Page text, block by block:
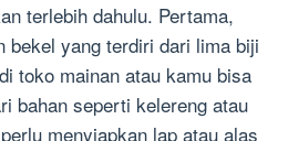
terlebih dahulu. Pertama,
bekel yang terdiri dari lima biji
toko mainan atau kamu bisa
bahan seperti kelereng atau
menyiapkan lap atau alas